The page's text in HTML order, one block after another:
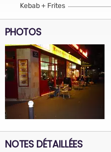
Kebab + Frites
PHOTOS
NOTES DÉTAILLÉES